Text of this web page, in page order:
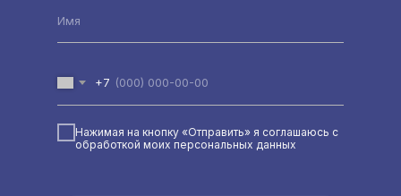
+7
Нажимая на кнопку «Отправить» я соглашаюсь с
обработкой моих персональных данных